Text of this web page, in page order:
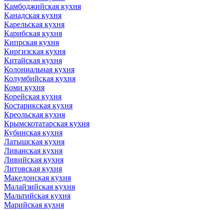
Камбоджийская кухня
Канадская кухня
Карельская кухня
Карибская кухня
Кипрская кухня
Киргизская кухня
Китайская кухня
Колониальная кухня
Колумбийская кухня
Коми кухня
Корейская кухня
Костарикская кухня
Креольская кухня
Крымскотатарская кухня
Кубинская кухня
Латышская кухня
Ливанская кухня
Ливийская кухня
Литовская кухня
Македонская кухня
Малайзийская кухня
Мальтийская кухня
Марийская кухня